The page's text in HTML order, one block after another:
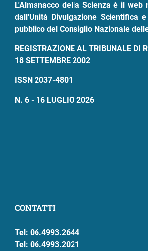
L'Almanacco della Scienza è il web
dall'Unità Divulgazione Scientifica
pubblico del Consiglio Nazionale
REGISTRAZIONE AL TRIBUNALE DI
18 SETTEMBRE 2002
ISSN 2037-4801
N. 6 - 16 LUGLIO 2026
CONTATTI
Tel: 06.4993.2644
Tel: 06.4993.2021